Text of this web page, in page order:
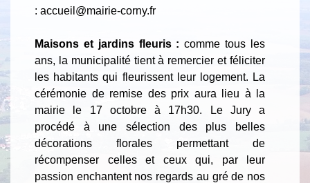
: accueil@mairie-corny.fr
Maisons et jardins fleuris : comme tous les
ans, la municipalité tient à remercier et féliciter
les habitants qui fleurissent leur logement. La
cérémonie de remise des prix aura lieu à la
mairie le 17 octobre à 17h30. Le Jury a
procédé à une sélection des plus belles
décorations florales permettant de
récompenser celles et ceux qui, par leur
passion enchantent nos regards au gré de nos